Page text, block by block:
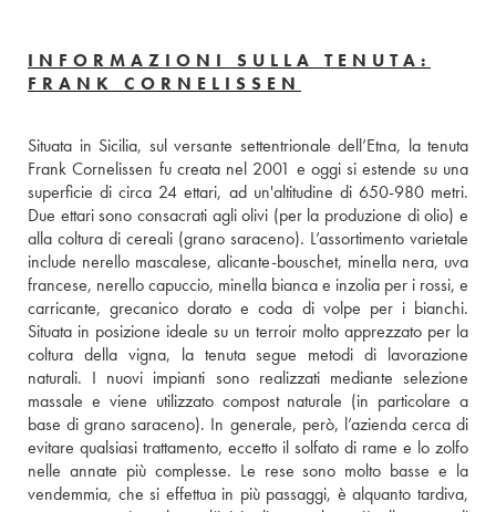
INFORMAZIONI SULLA TENUTA:
FRANK CORNELISSEN
Situata in Sicilia, sul versante settentrionale dell’Etna, la tenuta
Frank Cornelissen fu creata nel 2001 e oggi si estende su una
superficie di circa 24 ettari, ad un'altitudine di 650-980 metri.
Due ettari sono consacrati agli olivi (per la produzione di olio) e
alla coltura di cereali (grano saraceno). L’assortimento varietale
include nerello mascalese, alicante-bouschet, minella nera, uva
francese, nerello capuccio, minella bianca e inzolia per i rossi, e
carricante, grecanico dorato e coda di volpe per i bianchi.
Situata in posizione ideale su un terroir molto apprezzato per la
coltura della vigna, la tenuta segue metodi di lavorazione
naturali. I nuovi impianti sono realizzati mediante selezione
massale e viene utilizzato compost naturale (in particolare a
base di grano saraceno). In generale, però, l’azienda cerca di
evitare qualsiasi trattamento, eccetto il solfato di rame e lo zolfo
nelle annate più complesse. Le rese sono molto basse e la
vendemmia, che si effettua in più passaggi, è alquanto tardiva,